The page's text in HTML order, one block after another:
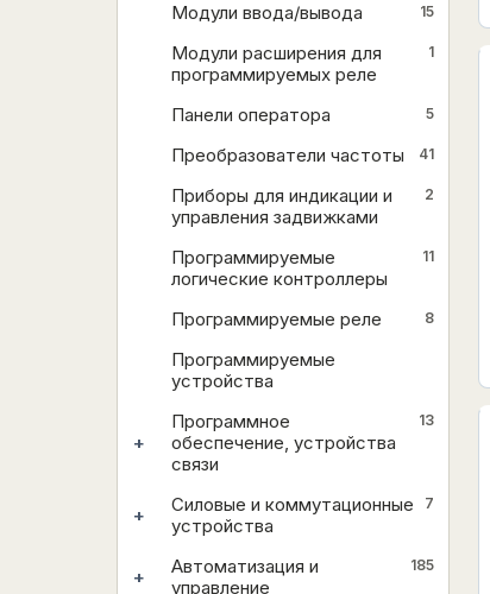
Модули ввода/вывода 15
Модули расширения для
программируемых реле
1
Панели оператора 5
Преобразователи частоты 41
Приборы для индикации и
управления задвижками
2
Программируемые
логические контроллеры
11
Программируемые реле 8
Программируемые
устройства
+
Программное
обеспечение, устройства
связи
13
+
Силовые и коммутационные
устройства
7
+
Автоматизация и
управление
185